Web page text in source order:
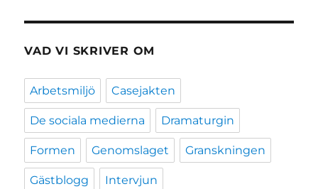
VAD VI SKRIVER OM
Arbetsmiljö Casejakten
De sociala medierna Dramaturgin
Formen Genomslaget Granskningen
Gästblogg Intervjun